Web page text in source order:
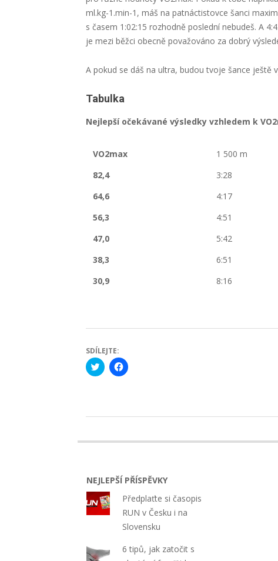
ml.kg-1.min-1, máš na patnáctistovce šanci
s časem 1:02:15 rozhodně poslední nebudeš. A
je mezi běžci obecně považováno za dobrý
A pokud se dáš na ultra, budou tvoje šance ještě
Tabulka
Nejlepší očekávané výsledky vzhledem k
VO2max 1 500 m
82,4
3:28
64,6
4:17
56,3
4:51
47,0
5:42
38,3
6:51
30,9
8:16
SDÍLEJTE:
Click
to
new
Click
to
new
NEJLEPŠÍ PŘÍSPĚVKY
Předplaťte si časopis
RUN v Česku i na
Slovensku
6 tipů, jak zatočit s